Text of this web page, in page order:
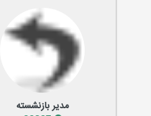
مدیر بازنشسته